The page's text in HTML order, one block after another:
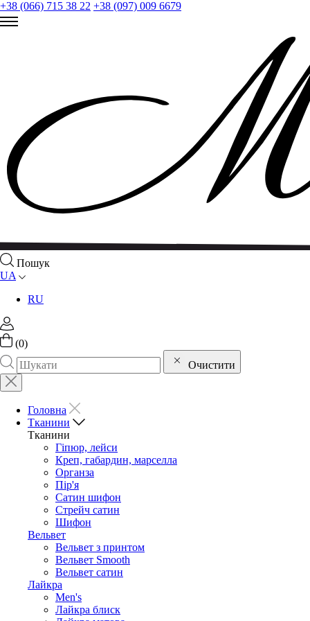
+38 (066) 715 38 22 +38 (097) 009 6679
Пошук
UA
RU
(0)
Очистити
Головна
Тканини
Тканини
Гіпюр, лейси
Креп, габардин, марселла
Органза
Пір'я
Сатин шифон
Стрейч сатин
Шифон
Вельвет
Вельвет з принтом
Вельвет Smooth
Вельвет сатин
Лайкра
Men's
Лайкра блиск